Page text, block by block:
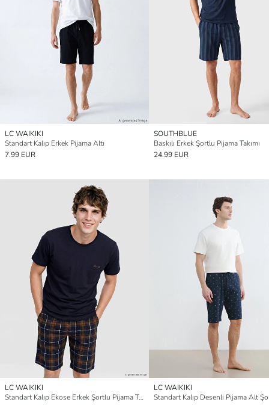
LC WAIKIKI
Standart Kalıp Erkek Pijama Altı
7.99 EUR
SOUTHBLUE
Baskılı Erkek Şortlu Pijama Takımı
24.99 EUR
LC WAIKIKI
Standart Kalıp Ekose Erkek Şortlu Pijama Takımı
LC WAIKIKI
Standart Kalıp Desenli Pijama Alt